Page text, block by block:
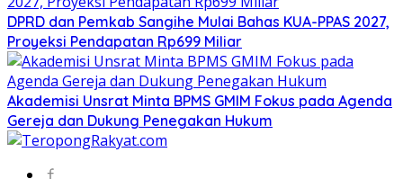
DPRD dan Pemkab Sangihe Mulai Bahas KUA-PPAS 2027,
Proyeksi Pendapatan Rp699 Miliar
Akademisi Unsrat Minta BPMS GMIM Fokus pada Agenda
Gereja dan Dukung Penegakan Hukum